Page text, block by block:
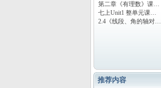
第二章《有理数》课…
七上Unit1 整单元课…
2.4《线段、角的轴对…
推荐内容